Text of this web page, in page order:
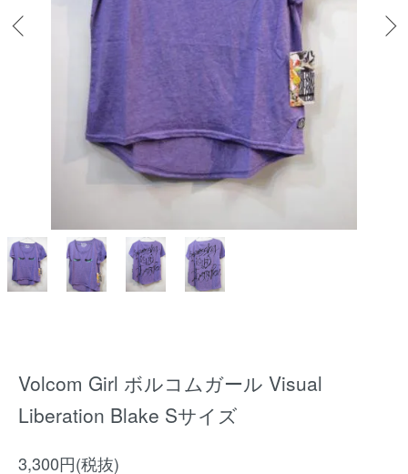
Volcom Girl ボルコムガール Visual
Liberation Blake Sサイズ
3,300円(税抜)